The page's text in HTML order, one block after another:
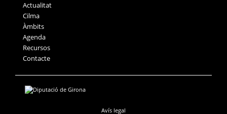
Actualitat
Cilma
Àmbits
Agenda
Recursos
Contacte
Avís legal